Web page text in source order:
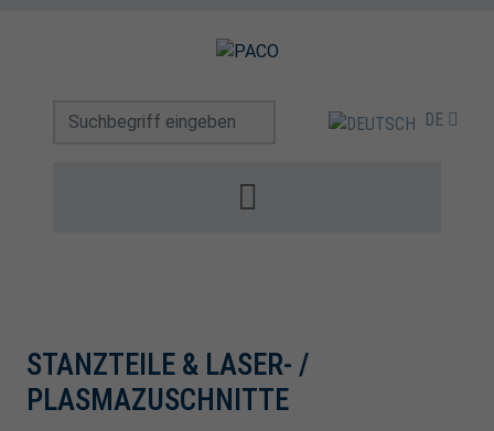
DE
STANZTEILE & LASER- /
PLASMAZUSCHNITTE